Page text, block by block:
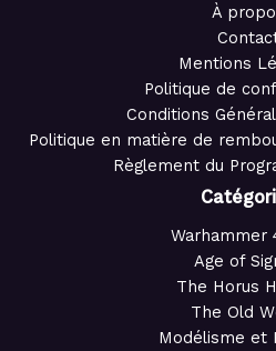
À
Mentions
Politique de
Conditions
Politique en matière de
Règlement du
Warhammer
Age of
The Horus
The Old
Modélisme et